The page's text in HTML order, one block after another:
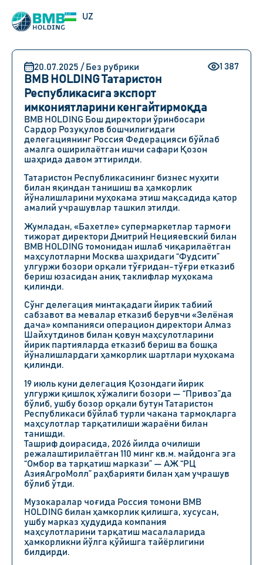
UZ
RU
20.07.2025 / Без рубрики 1 387
BMB HOLDING Татаристон
Республикасига экспорт
имкониятларини кенгайтирмоқда
BMB HOLDING Бош директори ўринбосари
Сардор Розуқулов бошчилигидаги
делегациянинг Россия Федерацияси бўйлаб
амалга оширилаётган ишчи сафари Қозон
шаҳрида давом эттирилди.
Татаристон Республикасининг бизнес муҳити
билан яқиндан танишиш ва ҳамкорлик
йўналишларини муҳокама этиш мақсадида қатор
амалий учрашувлар ташкил этилди.
Жумладан, «Бахетле» супермаркетлар тармоғи
тижорат директори Дмитрий Нецияевский билан
BMB HOLDING томонидан ишлаб чиқарилаётган
маҳсулотларни Москва шаҳридаги “Фудсити”
улгуржи бозори орқали тўғридан-тўғри етказиб
бериш юзасидан аниқ таклифлар муҳокама
қилинди.
Сўнг делегация минтақадаги йирик табиий
сабзавот ва мевалар етказиб берувчи «Зелёная
дача» компанияси операцион директори Алмаз
Шайхутдинов билан қовун маҳсулотларини
йирик партияларда етказиб бериш ва бошқа
йўналишлардаги ҳамкорлик шартлари муҳокама
қилинди.
19 июль куни делегация Қозондаги йирик
улгуржи қишлоқ хўжалиги бозори — “Привоз”да
бўлиб, ушбу бозор орқали бутун Татаристон
Республикаси бўйлаб турли чакана тармоқларга
маҳсулотлар тарқатилиши жараёни билан
танишди.
Ташриф доирасида, 2026 йилда очилиши
режалаштирилаётган 110 минг кв.м. майдонга эга
“Омбор ва тарқатиш маркази” — АЖ “РЦ
АзияАгроМолл” раҳбарияти билан ҳам учрашув
бўлиб ўтди.
Музокаралар чоғида Россия томони BMB
HOLDING билан ҳамкорлик қилишга, хусусан,
ушбу марказ ҳудудида компания
маҳсулотларини тарқатиш масалаларида
ҳамкорликни йўлга қўйишга тайёрлигини
билдирди.